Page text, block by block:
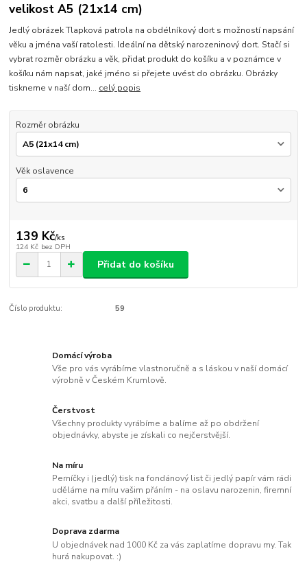
velikost A5 (21x14 cm)
Jedlý obrázek Tlapková patrola na obdélníkový dort s možností napsání
věku a jména vaší ratolesti. Ideální na dětský narozeninový dort. Stačí si
vybrat rozměr obrázku a věk, přidat produkt do košíku a v poznámce v
košíku nám napsat, jaké jméno si přejete uvést do obrázku. Obrázky
tiskneme v naší dom... celý popis
Rozměr obrázku
Věk oslavence
139 Kč/ks
124 Kč bez DPH
Přidat do košíku
Číslo produktu: 59
Domácí výroba
Vše pro vás vyrábíme vlastnoručně a s láskou v naší domácí
výrobně v Českém Krumlově.
Čerstvost
Všechny produkty vyrábíme a balíme až po obdržení
objednávky, abyste je získali co nejčerstvější.
Na míru
Perníčky i (jedlý) tisk na fondánový list či jedlý papír vám rádi
uděláme na míru vašim přáním - na oslavu narozenin, firemní
akci, svatbu a další příležitosti.
Doprava zdarma
U objednávek nad 1000 Kč za vás zaplatíme dopravu my. Tak
hurá nakupovat. :)